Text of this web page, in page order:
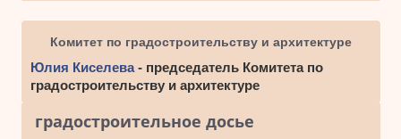
Комитет по градостроительству и архитектуре
Юлия Киселева- председатель Комитета по
градостроительству и архитектуре
градостроительное досье